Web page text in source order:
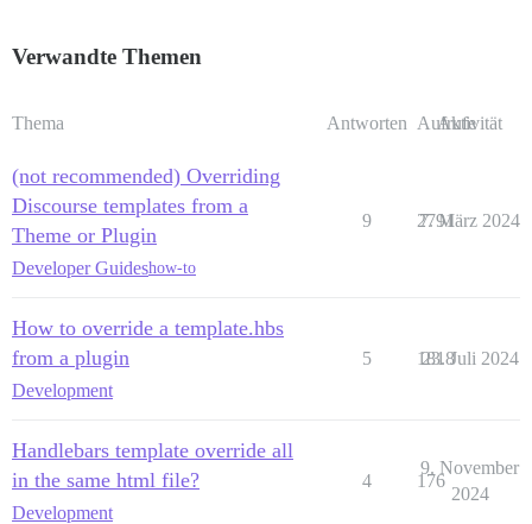
Verwandte Themen
Thema Antworten Aufrufe
Aktivität
(not recommended) Overriding
Discourse templates from a
Theme or Plugin
Developer Guideshow-to
9 2791
7. März 2024
How to override a template.hbs
from a plugin
Development
5 1818
23. Juli 2024
Handlebars template override all
in the same html file?
Development
4 176
9. November
2024